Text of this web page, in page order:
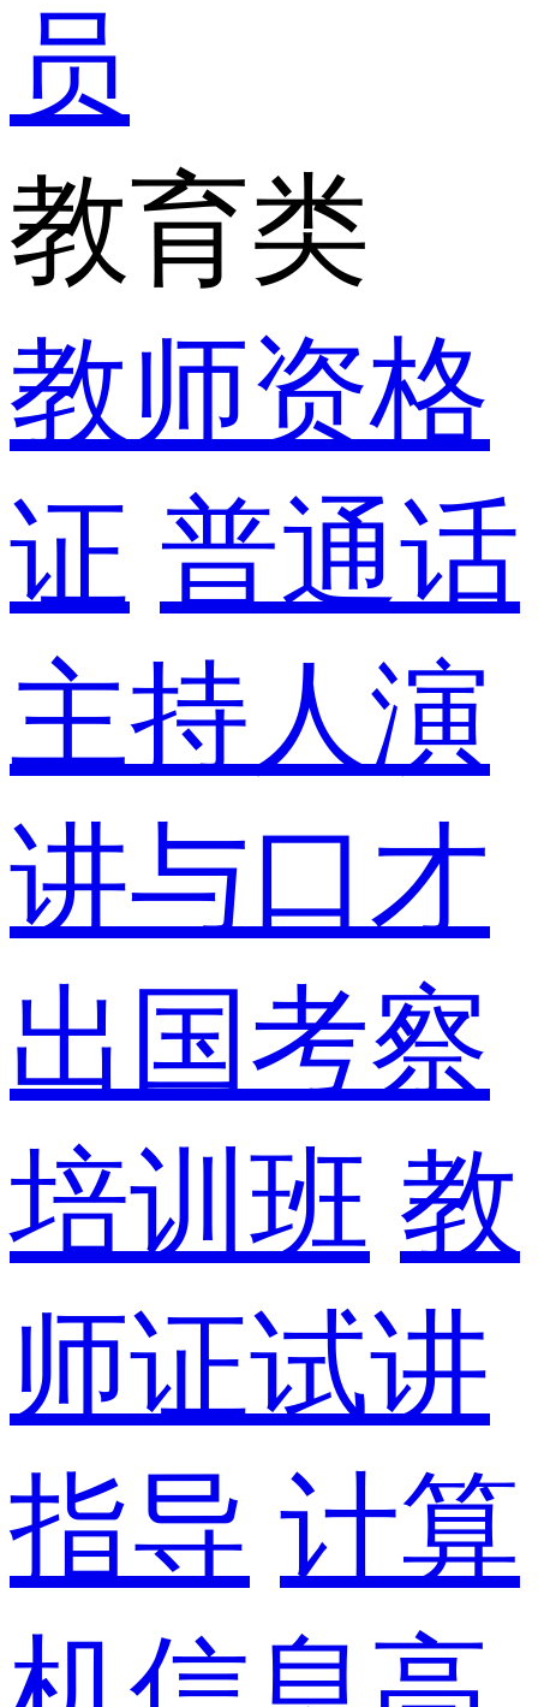
员
教育类
教师资格
证 普通话
主持人演
讲与口才
出国考察
培训班 教
师证试讲
指导 计算